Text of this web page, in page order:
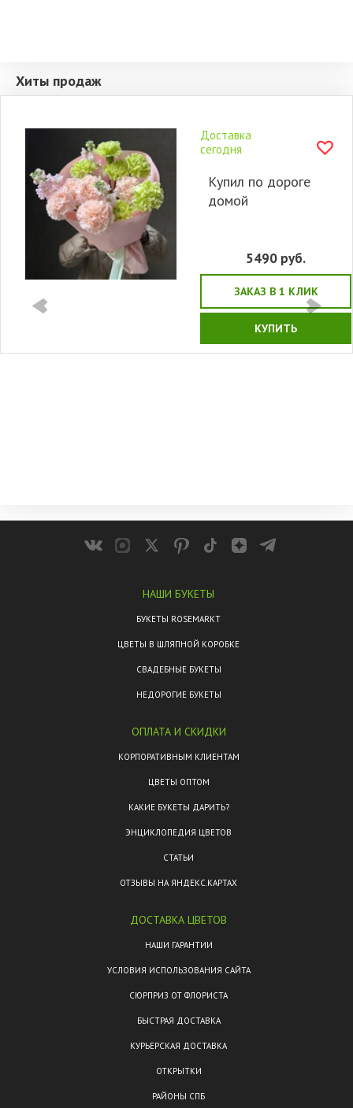
Хиты продаж
Доставка
сегодня
Купил по дороге
домой
5490 руб.
ЗАКАЗ В 1 КЛИК
КУПИТЬ
НАШИ БУКЕТЫ
БУКЕТЫ ROSEMARKT
ЦВЕТЫ В ШЛЯПНОЙ КОРОБКЕ
СВАДЕБНЫЕ БУКЕТЫ
НЕДОРОГИЕ БУКЕТЫ
ОПЛАТА И СКИДКИ
КОРПОРАТИВНЫМ КЛИЕНТАМ
ЦВЕТЫ ОПТОМ
КАКИЕ БУКЕТЫ ДАРИТЬ?
ЭНЦИКЛОПЕДИЯ ЦВЕТОВ
СТАТЬИ
ОТЗЫВЫ НА ЯНДЕКС.КАРТАХ
ДОСТАВКА ЦВЕТОВ
НАШИ ГАРАНТИИ
УСЛОВИЯ ИСПОЛЬЗОВАНИЯ САЙТА
СЮРПРИЗ ОТ ФЛОРИСТА
БЫСТРАЯ ДОСТАВКА
КУРЬЕРСКАЯ ДОСТАВКА
ОТКРЫТКИ
РАЙОНЫ СПБ